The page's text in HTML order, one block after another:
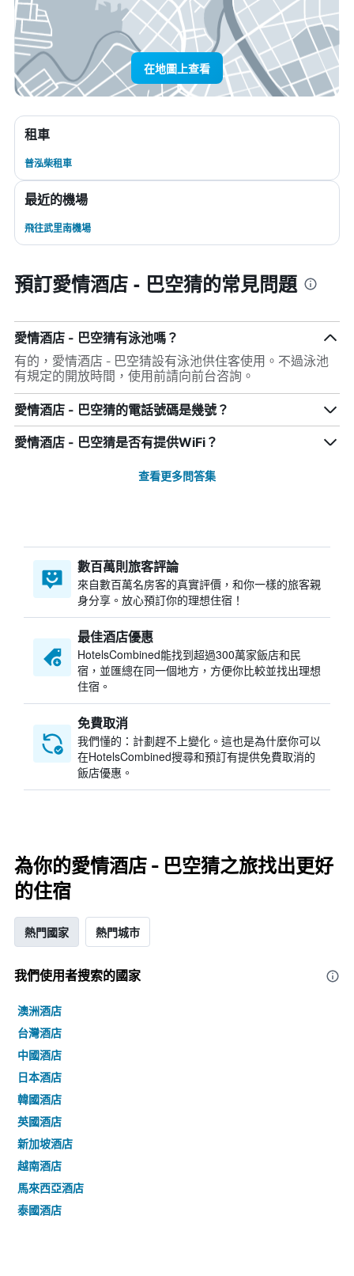
在地圖上查看
租車
普泓柴租車
最近的機場
飛往武里南機場
預訂愛情酒店 - 巴空猜的常見問題
愛情酒店 - 巴空猜有泳池嗎？
有的，愛情酒店 - 巴空猜設有泳池供住客使用。不過泳池
有規定的開放時間，使用前請向前台咨詢。
愛情酒店 - 巴空猜的電話號碼是幾號？
愛情酒店 - 巴空猜是否有提供WiFi？
查看更多問答集
數百萬則旅客評論
來自數百萬名房客的真實評價，和你一樣的旅客親
身分享。放心預訂你的理想住宿！
最佳酒店優惠
HotelsCombined​能找到超過300萬家飯店和民
宿，並匯總在同一個地方，方便你比較並找出理想
住宿。
免費取消
我們懂的：計劃趕不上變化。這也是為什麼你可以
在HotelsCombined搜尋和預訂有提供免費取消的
飯店優惠。
為你的愛情酒店 - 巴空猜之旅找出更好
的住宿
熱門國家 熱門城市
我們使用者搜索的國家
澳洲酒店
台灣酒店
中國酒店
日本酒店
韓國酒店
英國酒店
新加坡酒店
越南酒店
馬來西亞酒店
泰國酒店